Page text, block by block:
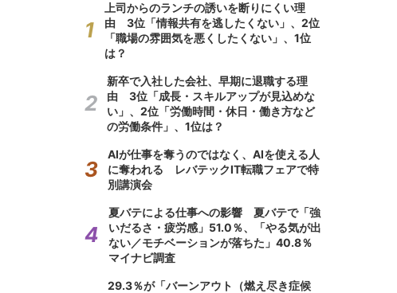
上司からのランチの誘いを断りにくい理
由 3位「情報共有を逃したくない」、2位
「職場の雰囲気を悪くしたくない」、1位
は？
新卒で入社した会社、早期に退職する理
由 3位「成長・スキルアップが見込めな
い」、2位「労働時間・休日・働き方など
の労働条件」、1位は？
AIが仕事を奪うのではなく、AIを使える人
に奪われる レバテックIT転職フェアで特
別講演会
夏バテによる仕事への影響 夏バテで「強
いだるさ・疲労感」51.0％、「やる気が出
ない／モチベーションが落ちた」40.8％
マイナビ調査
29.3％が「バーンアウト（燃え尽き症候